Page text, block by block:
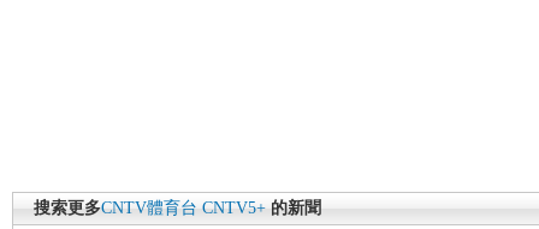
搜索更多CNTV體育台 CNTV5+ 的新聞